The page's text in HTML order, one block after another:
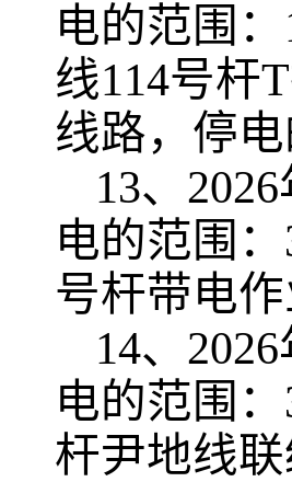
电的范围
线114号杆
线路，停
13、
电的范围
号杆带电
14、
电的范围
杆尹地线